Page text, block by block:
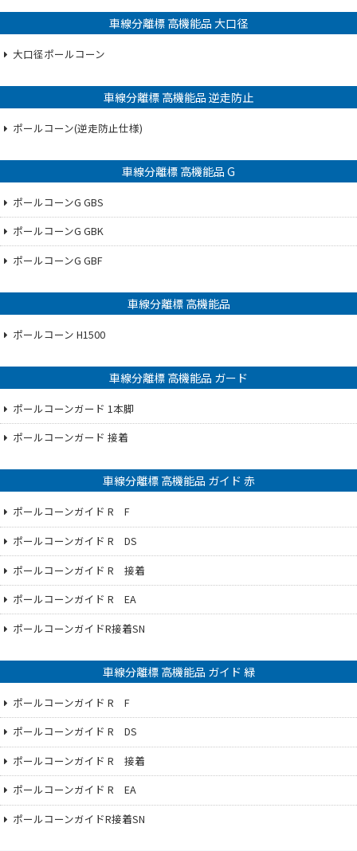
車線分離標 高機能品 大口径
大口径ポールコーン
車線分離標 高機能品 逆走防止
ポールコーン(逆走防止仕様)
車線分離標 高機能品 G
ポールコーンG GBS
ポールコーンG GBK
ポールコーンG GBF
車線分離標 高機能品
ポールコーン H1500
車線分離標 高機能品 ガード
ポールコーンガード 1本脚
ポールコーンガード 接着
車線分離標 高機能品 ガイド 赤
ポールコーンガイド R F
ポールコーンガイド R DS
ポールコーンガイド R 接着
ポールコーンガイド R EA
ポールコーンガイドR接着SN
車線分離標 高機能品 ガイド 緑
ポールコーンガイド R F
ポールコーンガイド R DS
ポールコーンガイド R 接着
ポールコーンガイド R EA
ポールコーンガイドR接着SN